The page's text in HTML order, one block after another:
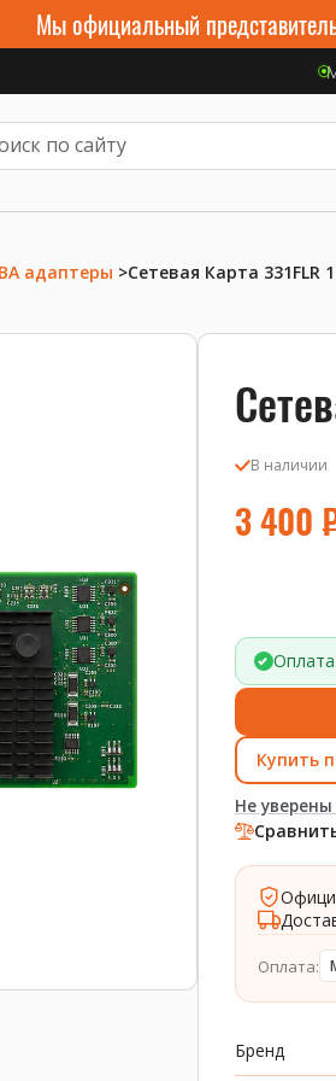
Мы официальный
адаптеры >Сетевая Карта 331FLR
В наличии
3 400
Купить
Не
Оплата:
Бренд